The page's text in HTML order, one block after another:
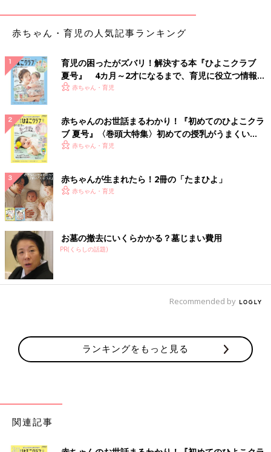
赤ちゃん・育児の人気記事ランキング
育児の困ったがズバリ！解決する本『ひよこクラブ
夏号』 4カ月～2才になるまで、育児に役立つ情報が
いっぱい！
赤ちゃん・育児
赤ちゃんのお世話まるわかり！『初めてのひよこクラ
ブ 夏号』〈巻頭大特集〉初めての授乳がうまくい
く！ おっぱい・ミルクの基本と夏のトラブル 解決テ
赤ちゃん・育児
赤ちゃんが生まれたら！2冊の「たまひよ」
赤ちゃん・育児
お墓の撤去にいくらかかる？墓じまい費用
PR(くらしの話題)
Recommended by
ランキングをもっと見る
関連記事